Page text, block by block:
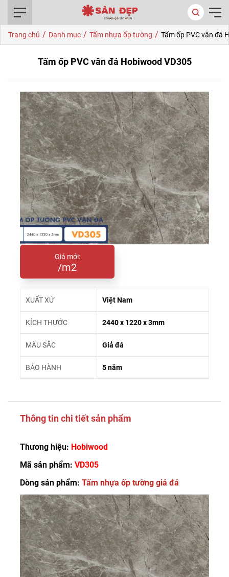
Trang chủ / Danh mục / Tấm nhựa ốp tường / Tấm ốp PVC vân đá
Tấm ốp PVC vân đá Hobiwood VD305
Giá mới:
/m2
XUẤT XỨ Việt Nam
KÍCH THƯỚC 2440 x 1220 x 3mm
MÀU SẮC Giả đá
BẢO HÀNH 5 năm
Thông tin chi tiết sản phẩm
Thương hiệu: Hobiwood
Mã sản phẩm: VD305
Dòng sản phẩm: Tấm nhựa ốp tường giả đá